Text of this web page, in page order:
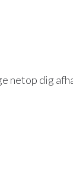
netop dig